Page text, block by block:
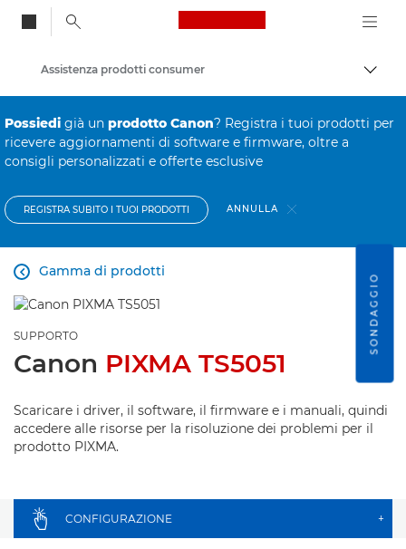
Canon Logo, back
Assistenza prodotti consumer
Possiedi già un prodotto Canon? Registra i tuoi prodotti per
ricevere aggiornamenti di software e firmware, oltre a
consigli personalizzati e offerte esclusive
REGISTRA SUBITO I TUOI PRODOTTI ANNULLA
Gamma di prodotti

SUPPORTO
Canon PIXMA TS5051
Scaricare i driver, il software, il firmware e i manuali, quindi
accedere alle risorse per la risoluzione dei problemi per il
prodotto PIXMA.
CONFIGURAZIONE +
SONDAGGIO